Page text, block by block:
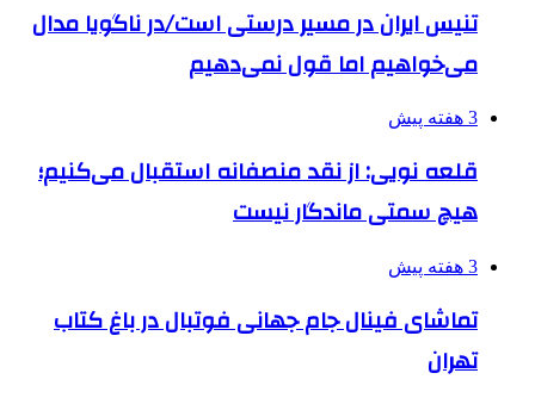
تنیس ایران در مسیر درستی است/در ناگویا مدال
می‌خواهیم اما قول نمی‌دهیم
3 هفته پیش
قلعه نویی: از نقد منصفانه استقبال می‌کنیم؛
هیچ سمتی ماندگار نیست
3 هفته پیش
تماشای فینال جام جهانی فوتبال در باغ کتاب
تهران